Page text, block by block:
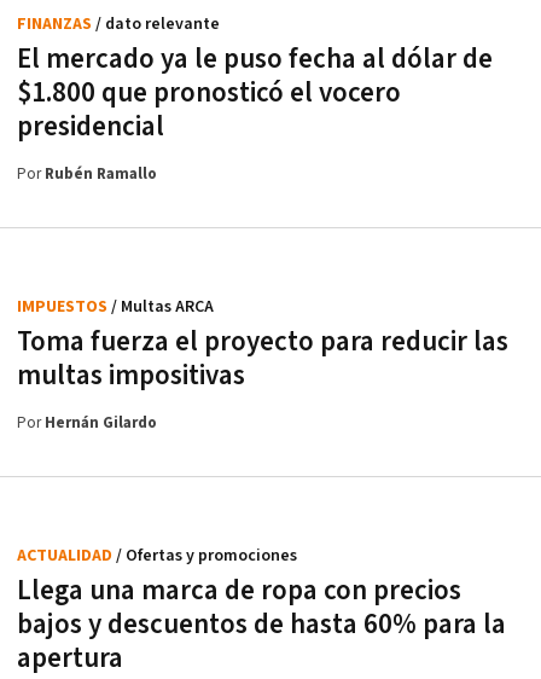
El mercado ya le puso fecha al dólar de
$1.800 que pronosticó el vocero
presidencial
FINANZAS / dato relevante
PorRubén Ramallo
Toma fuerza el proyecto para reducir las
multas impositivas
IMPUESTOS / Multas ARCA
PorHernán Gilardo
Llega una marca de ropa con precios
bajos y descuentos de hasta 60% para la
apertura
ACTUALIDAD / Ofertas y promociones